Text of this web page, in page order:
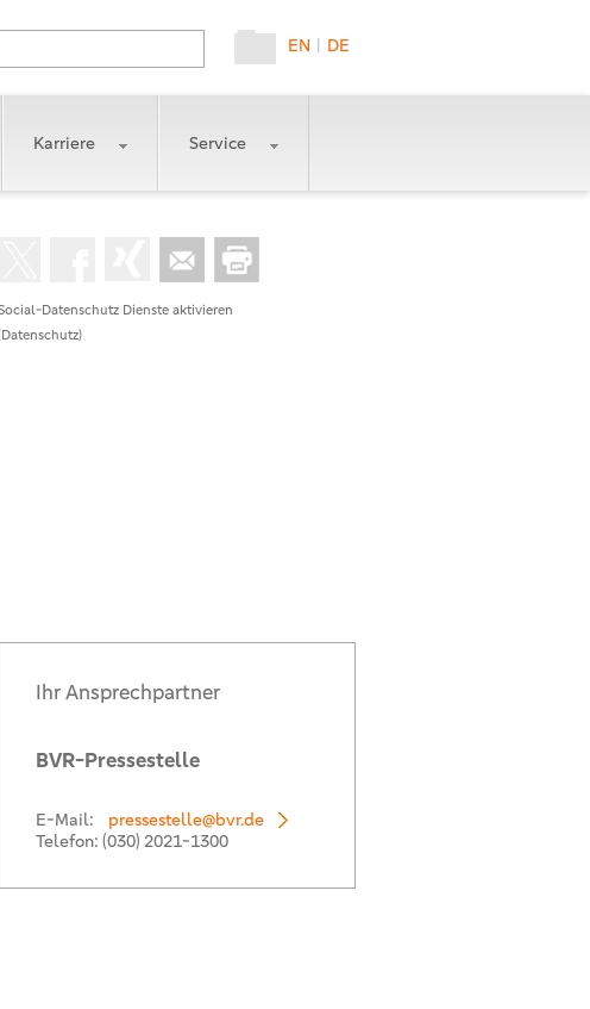
DE
|
EN
Karriere Service
Datenschutz Dienste aktivieren
Ihr Ansprechpartner
BVR-Pressestelle
E-Mail:
pressestelle@bvr.de
Telefon: (030) 2021-1300